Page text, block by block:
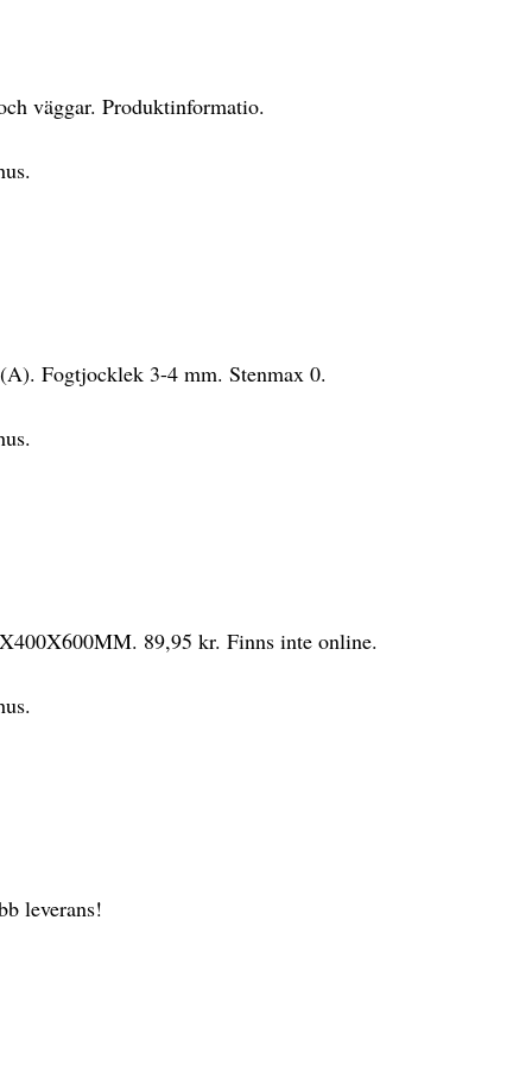
väggar. Produktinformatio.
Fogtjocklek 3-4 mm. Stenmax 0.
89,95 kr. Finns inte online.
leverans!